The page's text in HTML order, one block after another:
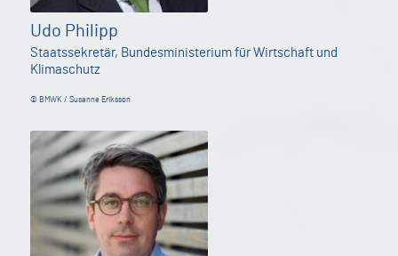
Udo Philipp
Staatssekretär, Bundesministerium für Wirtschaft und
Klimaschutz
© BMWK / Susanne Eriksson